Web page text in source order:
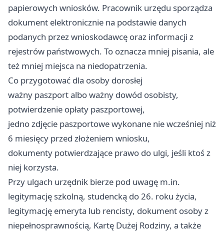
papierowych wniosków. Pracownik urzędu sporządza
dokument elektronicznie na podstawie danych
podanych przez wnioskodawcę oraz informacji z
rejestrów państwowych. To oznacza mniej pisania, ale
też mniej miejsca na niedopatrzenia.
Co przygotować dla osoby dorosłej
ważny paszport albo ważny dowód osobisty,
potwierdzenie opłaty paszportowej,
jedno zdjęcie paszportowe wykonane nie wcześniej niż
6 miesięcy przed złożeniem wniosku,
dokumenty potwierdzające prawo do ulgi, jeśli ktoś z
niej korzysta.
Przy ulgach urzędnik bierze pod uwagę m.in.
legitymację szkolną, studencką do 26. roku życia,
legitymację emeryta lub rencisty, dokument osoby z
niepełnosprawnością, Kartę Dużej Rodziny, a także